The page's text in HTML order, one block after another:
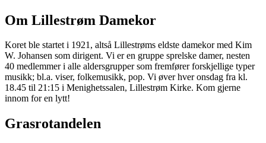
Om Lillestrøm Damekor
Koret ble startet i 1921, altså Lillestrøms eldste damekor med Kim
W. Johansen som dirigent. Vi er en gruppe sprelske damer, nesten
40 medlemmer i alle aldersgrupper som fremfører forskjellige typer
musikk; bl.a. viser, folkemusikk, pop. Vi øver hver onsdag fra kl.
18.45 til 21:15 i Menighetssalen, Lillestrøm Kirke. Kom gjerne
innom for en lytt!
Grasrotandelen